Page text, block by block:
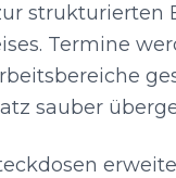
strukturierten
Termine
sauber